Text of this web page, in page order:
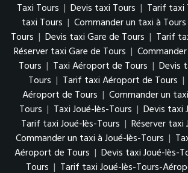
Taxi Tours | Devis taxi Tours | Tarif taxi
taxi Tours | Commander un taxi à Tours
Tours | Devis taxi Gare de Tours | Tarif
Réserver taxi Gare de Tours |
Tours | Taxi Aéroport de Tours | Devis
Tours | Tarif taxi Aéroport de Tours |
Aéroport de Tours | Commander un
Tours | Taxi Joué-lès-Tours | Devis taxi
Tarif taxi Joué-lès-Tours | Réserver taxi
Commander un taxi à Joué-lès-Tours |
Aéroport de Tours | Devis taxi Joué-lès-
Tours | Tarif taxi Joué-lès-Tours-